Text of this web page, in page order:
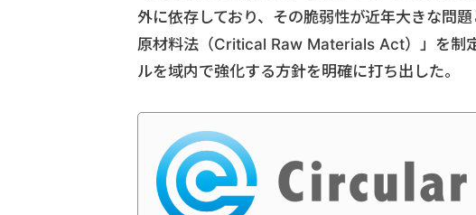
外に依存しており、その脆弱性が近年大きな問
原材料法（Critical Raw Materials Act）」を制
ルを域内で強化する方針を明確に打ち出した。